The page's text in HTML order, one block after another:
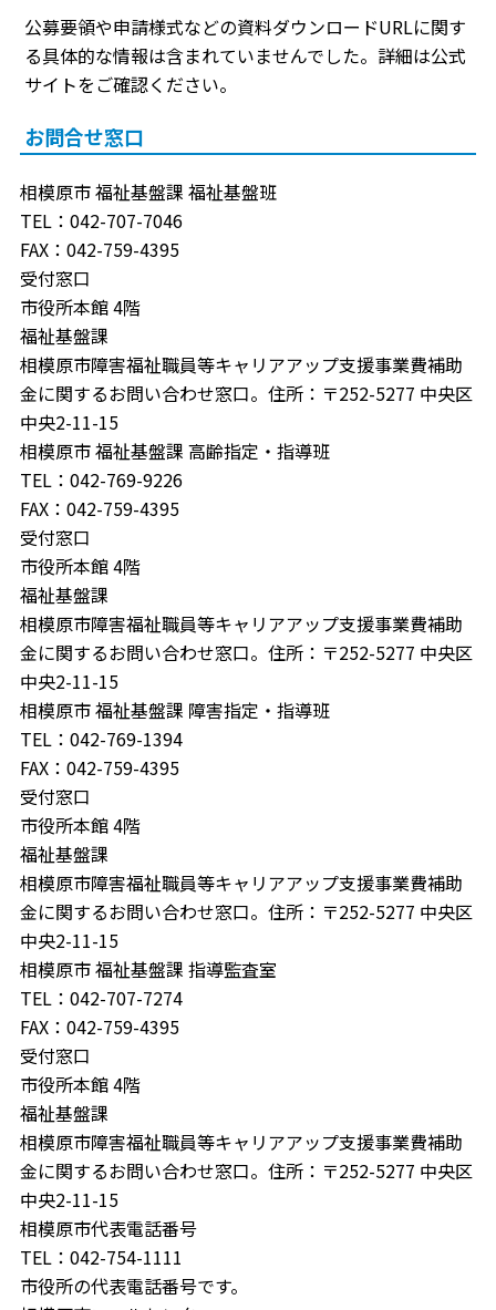
公募要領や申請様式などの資料ダウンロードURLに関す
る具体的な情報は含まれていませんでした。詳細は公式
サイトをご確認ください。
お問合せ窓口
相模原市 福祉基盤課 福祉基盤班
TEL：042-707-7046
FAX：042-759-4395
受付窓口
市役所本館 4階
福祉基盤課
相模原市障害福祉職員等キャリアアップ支援事業費補助
金に関するお問い合わせ窓口。住所：〒252-5277 中央区
中央2-11-15
相模原市 福祉基盤課 高齢指定・指導班
TEL：042-769-9226
FAX：042-759-4395
受付窓口
市役所本館 4階
福祉基盤課
相模原市障害福祉職員等キャリアアップ支援事業費補助
金に関するお問い合わせ窓口。住所：〒252-5277 中央区
中央2-11-15
相模原市 福祉基盤課 障害指定・指導班
TEL：042-769-1394
FAX：042-759-4395
受付窓口
市役所本館 4階
福祉基盤課
相模原市障害福祉職員等キャリアアップ支援事業費補助
金に関するお問い合わせ窓口。住所：〒252-5277 中央区
中央2-11-15
相模原市 福祉基盤課 指導監査室
TEL：042-707-7274
FAX：042-759-4395
受付窓口
市役所本館 4階
福祉基盤課
相模原市障害福祉職員等キャリアアップ支援事業費補助
金に関するお問い合わせ窓口。住所：〒252-5277 中央区
中央2-11-15
相模原市代表電話番号
TEL：042-754-1111
市役所の代表電話番号です。